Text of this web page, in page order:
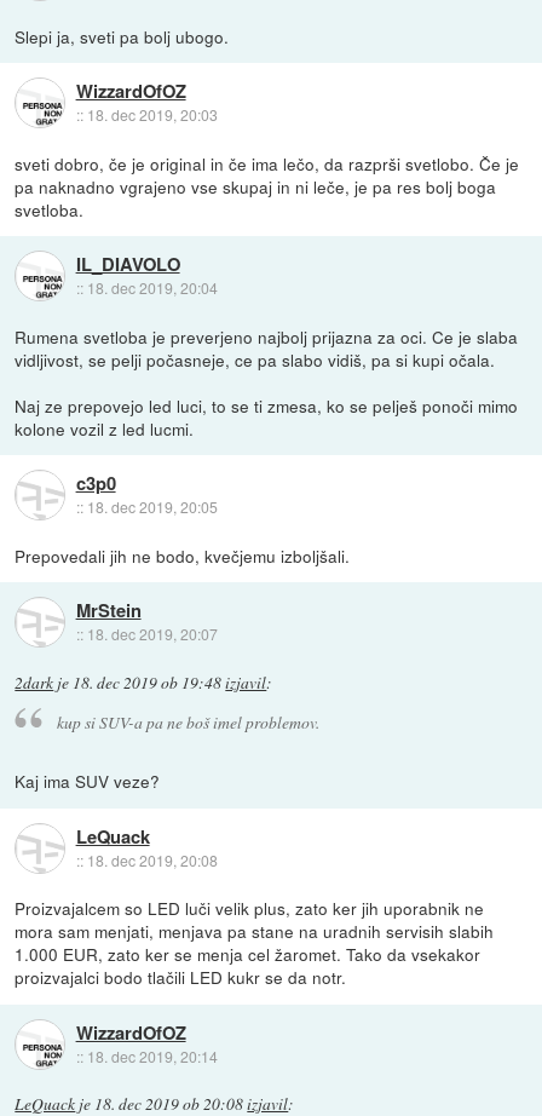
Slepi ja, sveti pa bolj ubogo.
WizzardOfOZ
:: 18. dec 2019, 20:03
sveti dobro, če je original in če ima lečo, da razprši svetlobo. Če je
pa naknadno vgrajeno vse skupaj in ni leče, je pa res bolj boga
svetloba.
IL_DIAVOLO
:: 18. dec 2019, 20:04
Rumena svetloba je preverjeno najbolj prijazna za oci. Ce je slaba
vidljivost, se pelji počasneje, ce pa slabo vidiš, pa si kupi očala.
Naj ze prepovejo led luci, to se ti zmesa, ko se pelješ ponoči mimo
kolone vozil z led lucmi.
c3p0
:: 18. dec 2019, 20:05
Prepovedali jih ne bodo, kvečjemu izboljšali.
MrStein
:: 18. dec 2019, 20:07
2dark je 18. dec 2019 ob 19:48izjavil:
kup si SUV-a pa ne boš imel problemov.
Kaj ima SUV veze?
LeQuack
:: 18. dec 2019, 20:08
Proizvajalcem so LED luči velik plus, zato ker jih uporabnik ne
mora sam menjati, menjava pa stane na uradnih servisih slabih
1.000 EUR, zato ker se menja cel žaromet. Tako da vsekakor
proizvajalci bodo tlačili LED kukr se da notr.
WizzardOfOZ
:: 18. dec 2019, 20:14
LeQuack je 18. dec 2019 ob 20:08izjavil: